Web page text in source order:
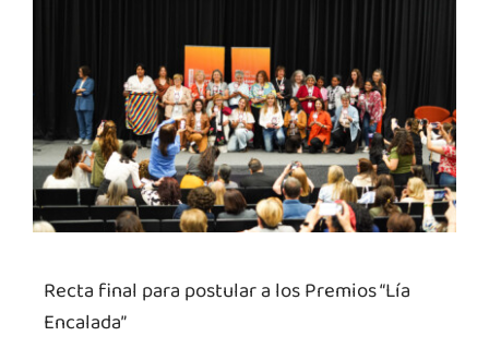
Recta final para postular a los Premios “Lía
Encalada”